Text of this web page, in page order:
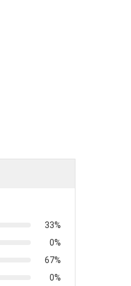
33%
0%
67%
0%